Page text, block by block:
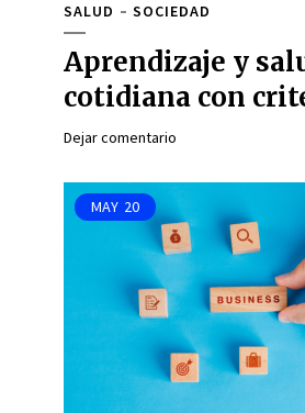
SALUD SOCIEDAD
Aprendizaje y
cotidiana con
Dejar comentario
MAY 20